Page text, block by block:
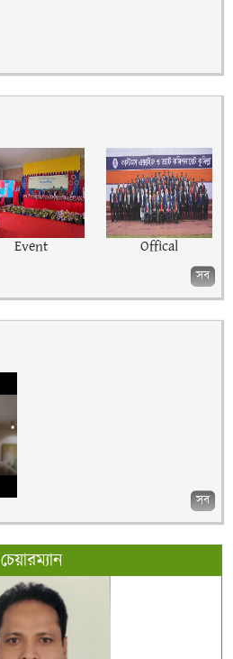
Event Offical
সব
সব
চেয়ারম্যান